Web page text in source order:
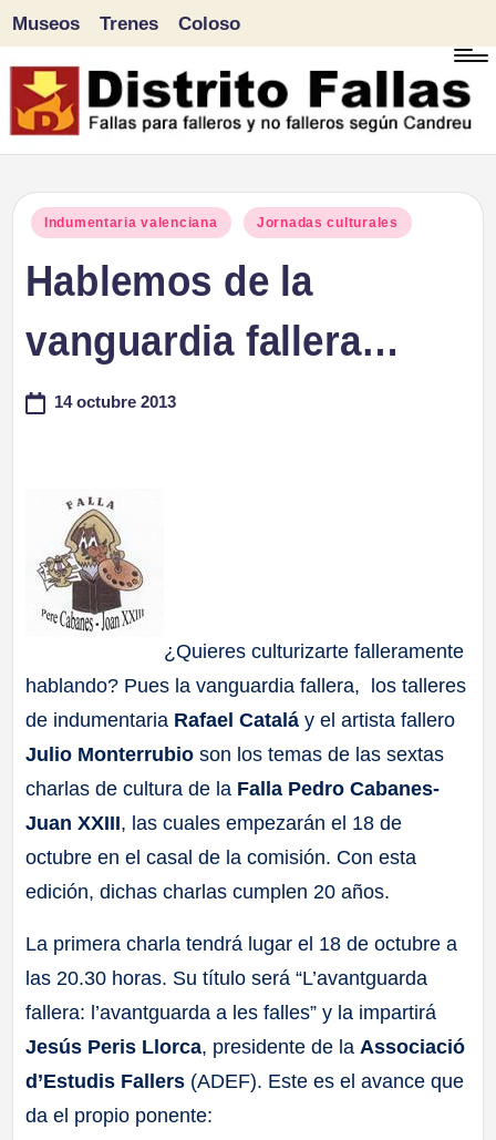
Saltar
al
Museos Trenes Coloso
Publicado
Indumentaria valenciana Jornadas culturales
Hablemos de la
vanguardia fallera…
14 octubre 2013
¿Quieres culturizarte falleramente
hablando? Pues la vanguardia fallera, los talleres
de indumentaria Rafael Catalá y el artista fallero
Julio Monterrubio son los temas de las sextas
charlas de cultura de la Falla Pedro Cabanes-
Juan XXIII, las cuales empezarán el 18 de
octubre en el casal de la comisión. Con esta
edición, dichas charlas cumplen 20 años.
La primera charla tendrá lugar el 18 de octubre a
las 20.30 horas. Su título será “L’avantguarda
fallera: l’avantguarda a les falles” y la impartirá
Jesús Peris Llorca, presidente de laAssociació
d’Estudis Fallers (ADEF). Este es el avance que
da el propio ponente: